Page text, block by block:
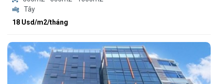
Tây
18 Usd/m2/tháng